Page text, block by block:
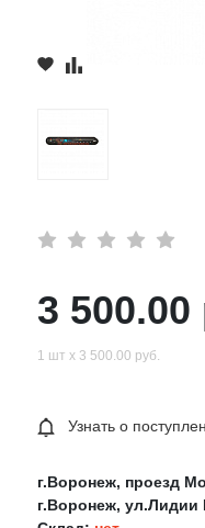
3 500.00
1 шт х 3 500.00 руб.
Узнать о
г.Воронеж, проезд
г.Воронеж, ул.Лидии